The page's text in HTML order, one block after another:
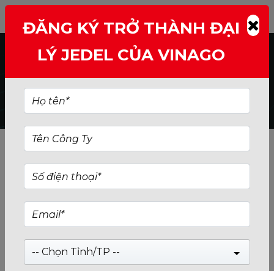
ĐĂNG KÝ TRỞ THÀNH ĐẠI
LÝ JEDEL CỦA VINAGO
-- Chọn Tỉnh/TP --